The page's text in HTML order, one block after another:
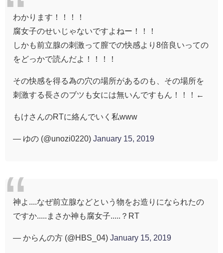
わかります！！！！
腐女子のせいじゃないですよねー！！！
しかも前立腺の刺激って膣での快感より8倍良いっての
をどっかで読んだよ！！！！
その快感を得る為の穴の場所があるのも、その場所を
刺激する長さのブツも女には無いんですもん！！！←
もけさんのRTに絡んでいく私www
— ゆの (@unozi0220) January 15, 2019
神よ....なぜ前立腺などという物をお造りになられたの
ですか.....まさか神も腐女子.....？RT
— からんの方 (@HBS_04) January 15, 2019